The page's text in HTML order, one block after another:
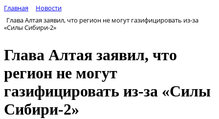
Главная
Новости
Глава Алтая заявил, что регион не могут газифицировать из-за
«Силы Сибири-2»
Глава Алтая заявил, что
регион не могут
газифицировать из-за «Силы
Сибири-2»